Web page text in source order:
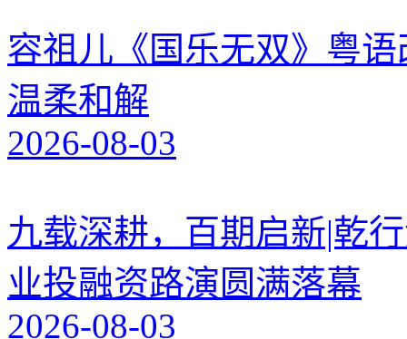
容祖儿《国乐无双》粤
温柔和解
2026-08-03
九载深耕，百期启新|乾
业投融资路演圆满落幕
2026-08-03